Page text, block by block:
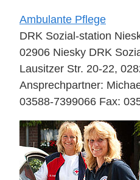
Ambulante Pflege
DRK Sozial-station
02906 Niesky DRK
Lausitzer Str. 20-22,
Ansprechpartner:
03588-7399066 Fax: